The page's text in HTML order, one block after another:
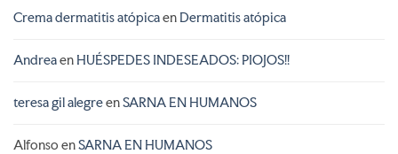
Crema dermatitis atópicaen Dermatitis atópica
Andreaen HUÉSPEDES INDESEADOS: PIOJOS!!
teresa gil alegreenSARNA EN HUMANOS
Alfonso enSARNA EN HUMANOS